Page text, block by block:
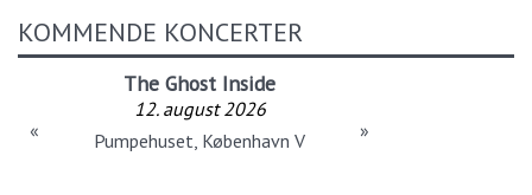
KOMMENDE KONCERTER
The Ghost Inside
12. august 2026
Pumpehuset, København V
« »